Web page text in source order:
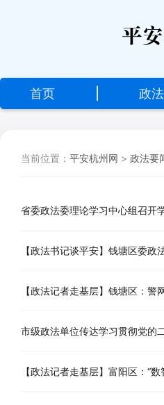
首页 政
当前位置： 平安杭州网 > 政法要
省委政法委理论学习中心组召开
【政法记者走基层】钱塘区：
市级政法单位传达学习贯彻党的
【政法记者走基层】富阳区：“数